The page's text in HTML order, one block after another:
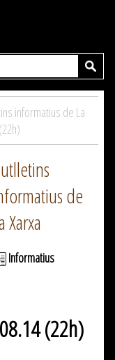
informatius de La
de
Xarxa
Informatius
(22h)